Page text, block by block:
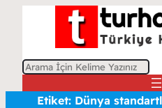
A
Etiket: Dünya